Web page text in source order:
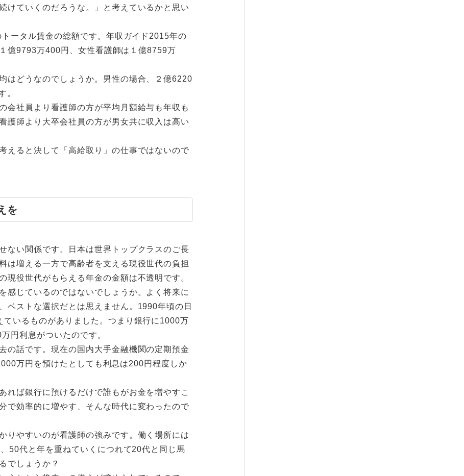
けていくのだろうな。」と考えているかと思い
ータル賃金の総額です。年収ガイド2015年の
億9793万400円、女性看護師は１億8759万
はどうなのでしょうか。男性の場合、２億6220
。
会社員より看護師の方が平均月額給与も年収も
護師より大卒会社員の方が男女共に収入は高い
ると決して「高給取り」の仕事ではないので
を
い関係です。日本は世界トップクラスのご長
は増える一方で高齢者を支える現役世代の負担
現役世代がもらえる年金の金額は不透明です。
じているのではないでしょうか。よく将来に
ベストな選択だとは思えません。1990年頃の日
いるものがありました。つまり銀行に1000万
円利息がついたのです。
話です。現在の国内大手金融機関の定期預金
万円を預けたとしても利息は200円程度しか
れば銀行に預けるだけで誰もがお金を増やすこ
で効率的に増やす、そんな時代に変わったので
やすいのが看護師の強みです。働く場所には
50代と年を重ねていくにつれて20代と同じ馬
でしょうか？